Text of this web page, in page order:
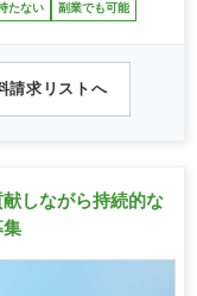
たない 副業でも可能
請求リストへ
しながら持続的な
集